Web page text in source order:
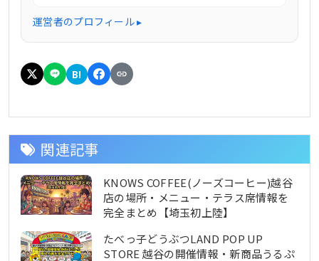
運営者のプロフィール ▸
B!
関連記事
KNOWS COFFEE(ノーズコーヒー)越谷
店の場所・メニュー・テラス席情報を
完全まとめ【埼玉初上陸】
たべっ子どうぶつLAND POP UP
STORE 越谷の開催情報・新商品うるぷ